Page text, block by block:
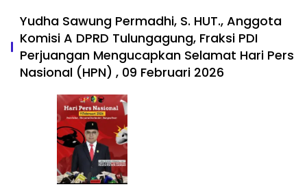
Yudha Sawung Permadhi, S. HUT., Anggota
Komisi A DPRD Tulungagung, Fraksi PDI
Perjuangan Mengucapkan Selamat Hari Pers
Nasional (HPN) , 09 Februari 2026